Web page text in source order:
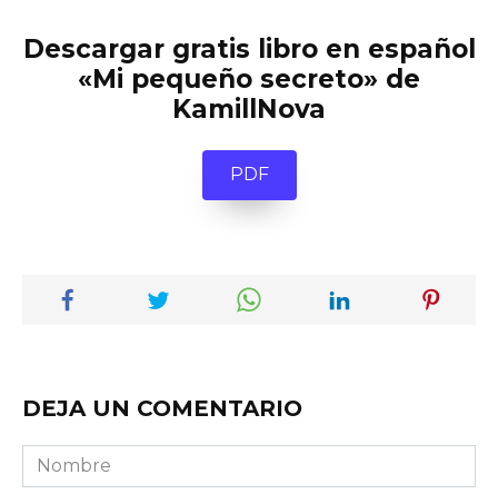
Descargar gratis libro en español
«Mi pequeño secreto» de
KamillNova
PDF
DEJA UN COMENTARIO
Nombre